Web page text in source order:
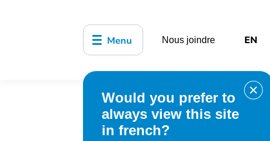
Menu Nous joindre EN
Would you prefer to
always view this site
in french?
Accueil Organisation
les chiens